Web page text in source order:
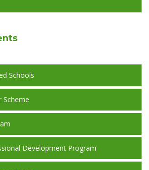
Schools
Scheme
Development Program